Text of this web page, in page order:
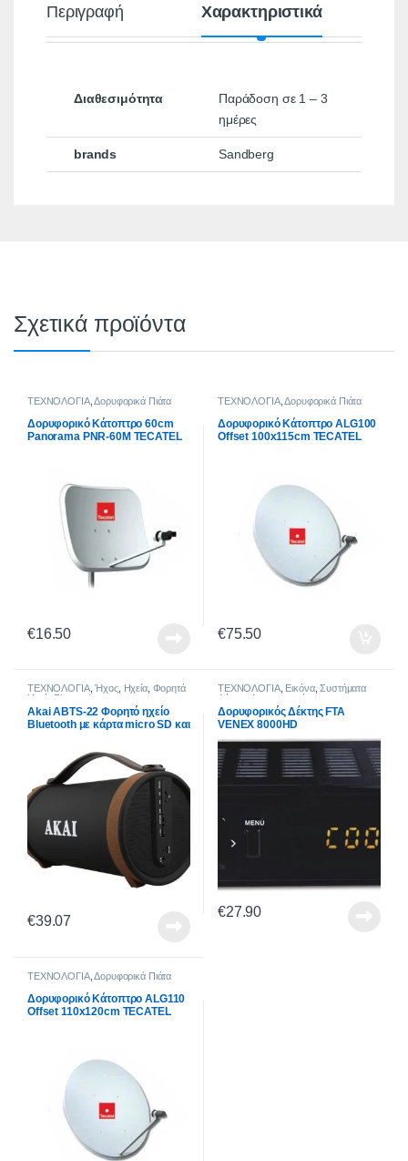
Περιγραφή Χαρακτηριστικά
Διαθεσιμότητα
Παράδοση σε 1 – 3
ημέρες
brands Sandberg
Σχετικά προϊόντα
ΤΕΧΝΟΛΟΓΙΑ,Δορυφορικά Πιάτα
Δορυφορικό Κάτοπτρο 60cm
Panorama PNR-60M TECATEL
€16.50
ΤΕΧΝΟΛΟΓΙΑ,Δορυφορικά Πιάτα
Δορυφορικό Κάτοπτρο ALG100
Offset 100x115cm TECATEL
€75.50
ΤΕΧΝΟΛΟΓΙΑ,Ήχος, Ηχεία, Φορητά
Ηχεία Bluetooth
Akai ABTS-22 Φορητό ηχείο
Bluetooth με κάρτα micro SD και
€39.07
ΤΕΧΝΟΛΟΓΙΑ, Εικόνα,Συστήματα
Λήψης
Δορυφορικοί
Αποκωδικοποιητές,Τηλεοράσεις &
Αξεσουάρ
Δορυφορικός Δέκτης FTA
VENEX 8000HD
€27.90
ΤΕΧΝΟΛΟΓΙΑ,Δορυφορικά Πιάτα
Δορυφορικό Κάτοπτρο ALG110
Offset 110x120cm TECATEL